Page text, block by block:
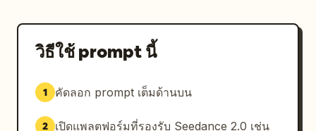
วิธีใช้ prompt นี้
1 คัดลอก prompt เต็มด้านบน
2
เปิดแพลตฟอร์มที่รองรับ Seedance 2.0 เช่น